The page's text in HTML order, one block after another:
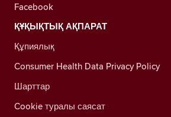
Facebook
ҚҰҚЫҚТЫҚ АҚПАРАТ
Құпиялық
Consumer Health Data Privacy Policy
Шарттар
Cookie туралы саясат